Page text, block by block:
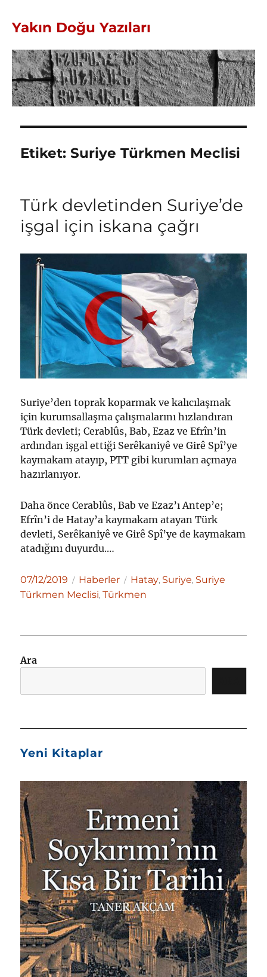
Yakın Doğu Yazıları
Etiket:Suriye Türkmen Meclisi
Türk devletinden Suriye’de
işgal için iskana çağrı
Suriye’den toprak koparmak ve kalıcılaşmak
için kurumsallaşma çalışmalarını hızlandıran
Türk devleti; Cerablûs, Bab, Ezaz ve Efrîn’in
ardından işgal ettiği Serêkaniyê ve Girê Spî’ye
kaymakam atayıp, PTT gibi kurumları açmaya
hazırlanıyor.
Daha önce Cerablûs, Bab ve Ezaz’ı Antep’e;
Efrîn’i de Hatay’a kaymakam atayan Türk
devleti, Serêkaniyê ve Girê Spî’ye de kaymakam
atadığını duyurdu.…
Yayın
tarihi
07/12/2019 Kategoriler
Haberler Etiketler
Hatay, Suriye, Suriye
Türkmen Meclisi,Türkmen
Ara
Yeni Kitaplar